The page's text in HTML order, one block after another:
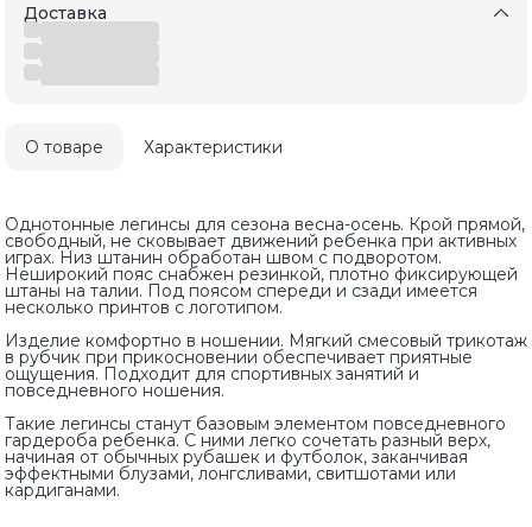
Доставка
О товаре Характеристики
Однотонные легинсы для сезона весна-осень. Крой прямой,
свободный, не сковывает движений ребенка при активных
играх. Низ штанин обработан швом с подворотом.
Неширокий пояс снабжен резинкой, плотно фиксирующей
штаны на талии. Под поясом спереди и сзади имеется
несколько принтов с логотипом.
Изделие комфортно в ношении. Мягкий смесовый трикотаж
в рубчик при прикосновении обеспечивает приятные
ощущения. Подходит для спортивных занятий и
повседневного ношения.
Такие легинсы станут базовым элементом повседневного
гардероба ребенка. С ними легко сочетать разный верх,
начиная от обычных рубашек и футболок, заканчивая
эффектными блузами, лонгсливами, свитшотами или
кардиганами.